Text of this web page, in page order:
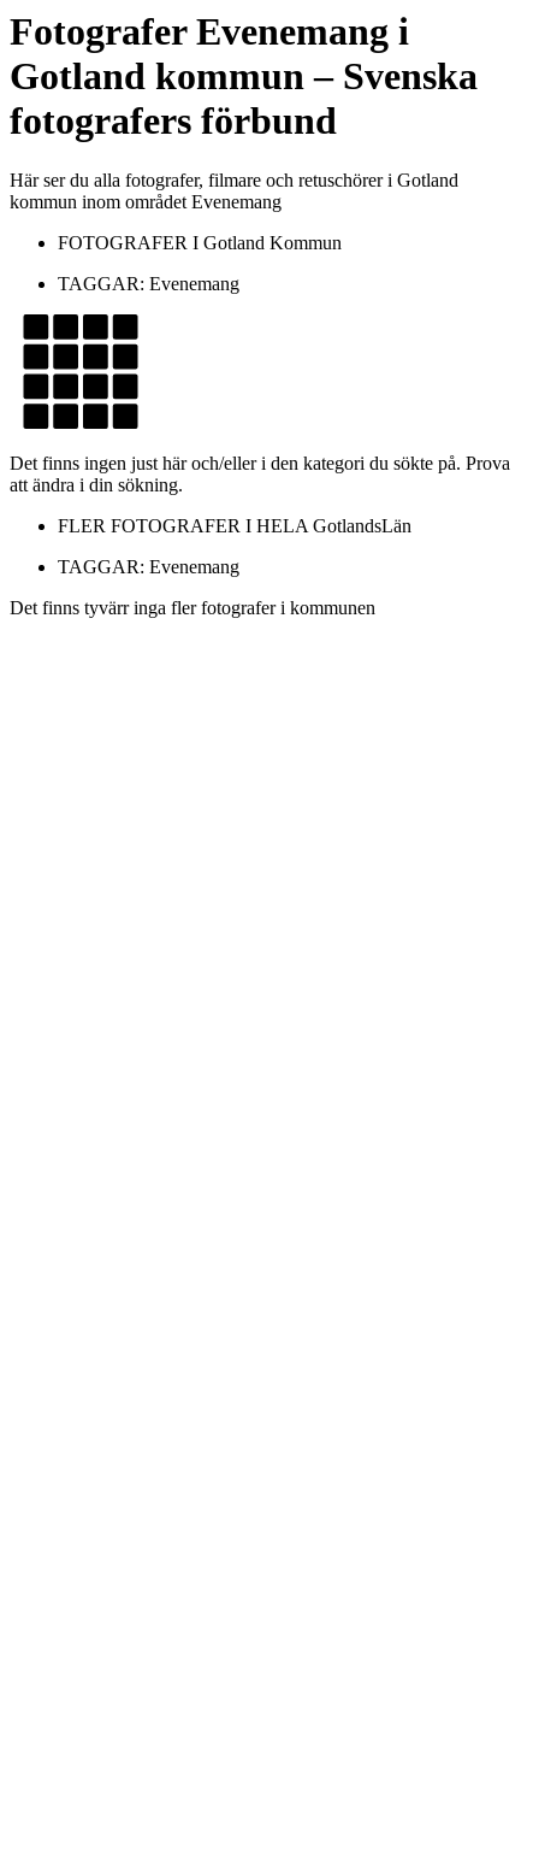
FotograferEvenemang i
Gotland kommun– Svenska
fotografers förbund
Här ser du alla fotografer, filmare och retuschörer i Gotland
kommun inom området Evenemang
FOTOGRAFER I Gotland Kommun
TAGGAR: Evenemang
Det finns ingen just här och/eller i den kategori du sökte på. Prova
att ändra i din sökning.
FLER FOTOGRAFER I HELA GotlandsLän
TAGGAR: Evenemang
Det finns tyvärr inga fler fotografer i kommunen